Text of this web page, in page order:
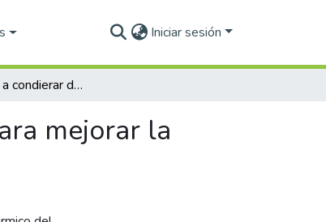
Iniciar sesión
Los aspectos a condierar del microambiente térmico para mejorar la productividad de los bovinos en el trópico
mejorar la